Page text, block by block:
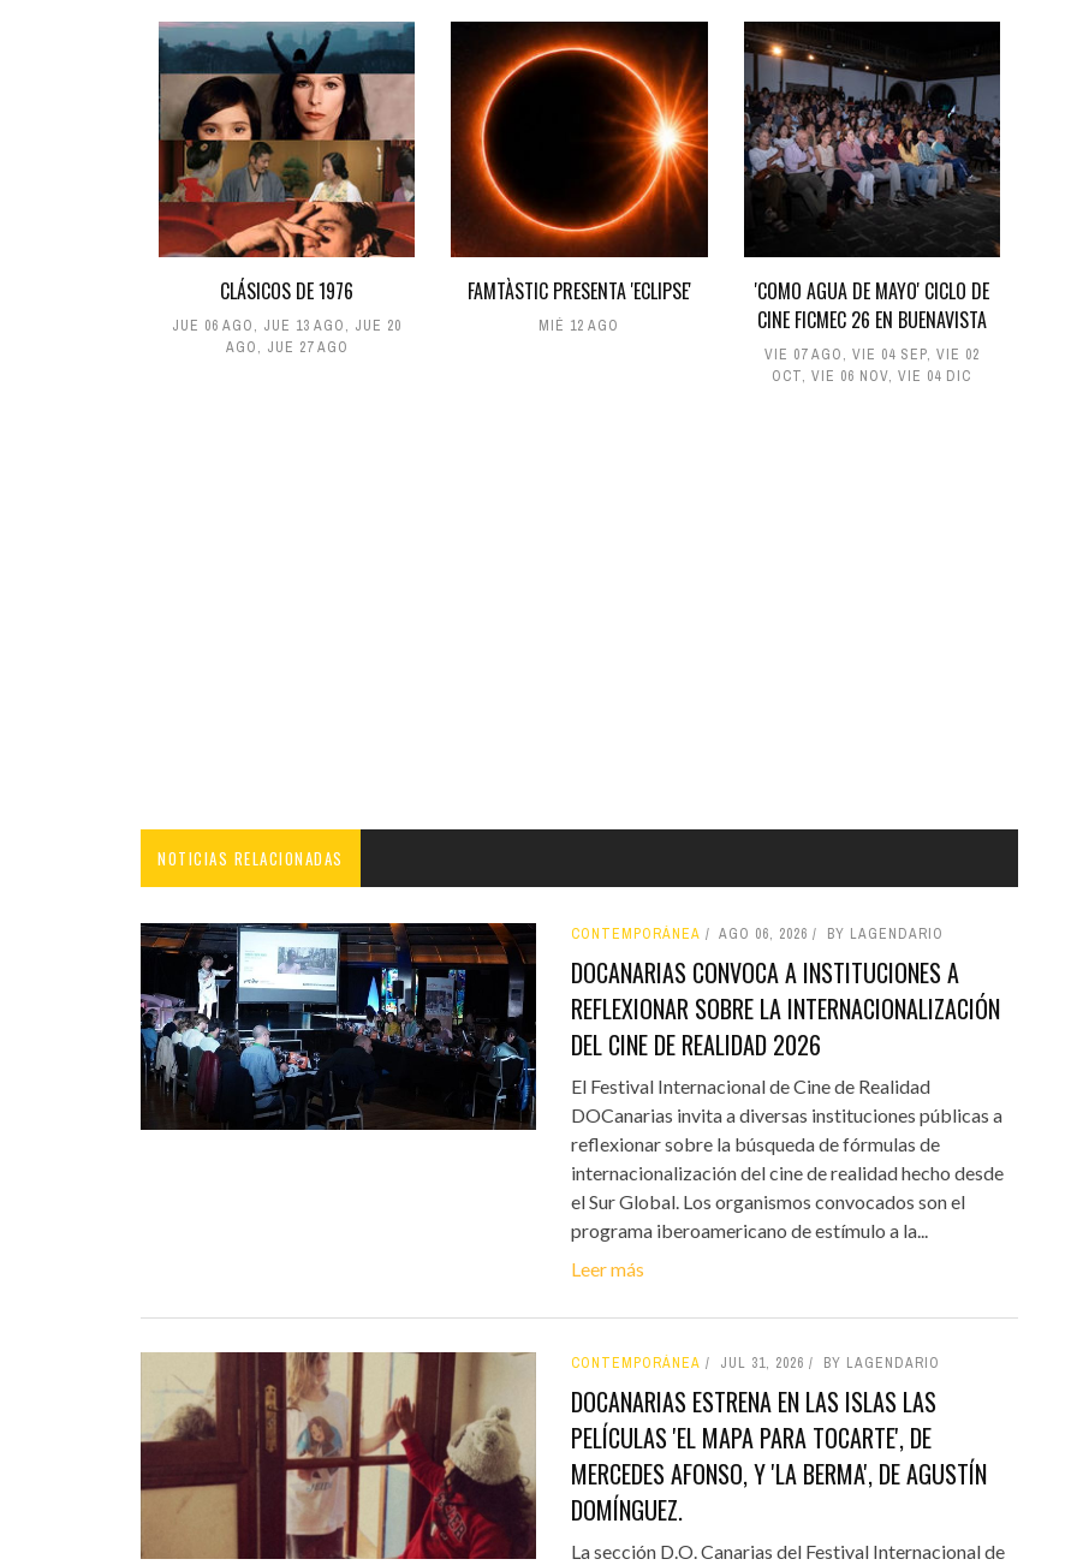
CLÁSICOS DE 1976
JUE 06 AGO, JUE 13 AGO, JUE 20
AGO, JUE 27 AGO
FAMTÀSTIC PRESENTA 'ECLIPSE'
MIÉ 12 AGO
'COMO AGUA DE MAYO' CICLO DE
CINE FICMEC 26 EN BUENAVISTA
VIE 07 AGO, VIE 04 SEP, VIE 02
OCT,VIE 06 NOV,VIE 04 DIC
NOTICIAS RELACIONADAS
CONTEMPORÁNEA AGO 06, 2026 BY LAGENDARIO
DOCANARIAS CONVOCA A INSTITUCIONES A
REFLEXIONAR SOBRE LA INTERNACIONALIZACIÓN
DEL CINE DE REALIDAD 2026
El Festival Internacional de Cine de Realidad
DOCanarias invita a diversas instituciones públicas a
reflexionar sobre la búsqueda de fórmulas de
internacionalización del cine de realidad hecho desde
el Sur Global. Los organismos convocados son el
programa iberoamericano de estímulo a la...
Leer más
CONTEMPORÁNEA JUL 31, 2026 BY LAGENDARIO
DOCANARIAS ESTRENA EN LAS ISLAS LAS
PELÍCULAS 'EL MAPA PARA TOCARTE', DE
MERCEDES AFONSO, Y 'LA BERMA', DE AGUSTÍN
DOMÍNGUEZ.
La sección D.O. Canarias del Festival Internacional de